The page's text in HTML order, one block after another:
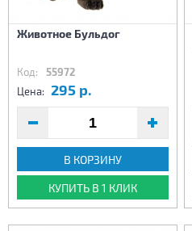
Животное Бульдог
Код: 55972
Цена: 295 р.
В КОРЗИНУ
КУПИТЬ В 1 КЛИК